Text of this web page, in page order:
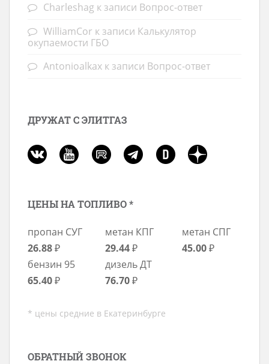
Charleshag к записи Вопрос-ответ
WilliamCor к записи Калькулятор
окупаемости ГБО
Antonioalkax к записи Вопрос-ответ
ДРУЖАТ С ЭЛИТГАЗ
ЦЕНЫ НА ТОПЛИВО *
пропан СУГ
26.88₽
метан КПГ
29.44₽
метан СПГ
45.00₽
бензин 95
65.40₽
дизель ДТ
76.70₽
* цены средние в Екатеринбурге
ОБРАТНЫЙ ЗВОНОК